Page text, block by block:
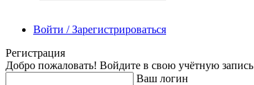
Войти / Зарегистрироваться
Регистрация
Добро пожаловать! Войдите в свою учётную запись
Ваш логин